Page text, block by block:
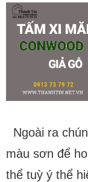
Ngoài ra
màu sơn để
thể tuỳ ý thể